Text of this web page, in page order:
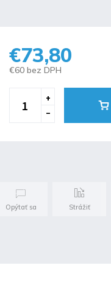
€73,80
€60 bez DPH
Opýtať sa Strážiť